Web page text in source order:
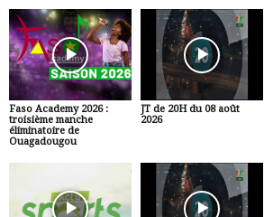
Faso Academy 2026 :
troisième manche
éliminatoire de
Ouagadougou
JT de 20H du 08 août
2026